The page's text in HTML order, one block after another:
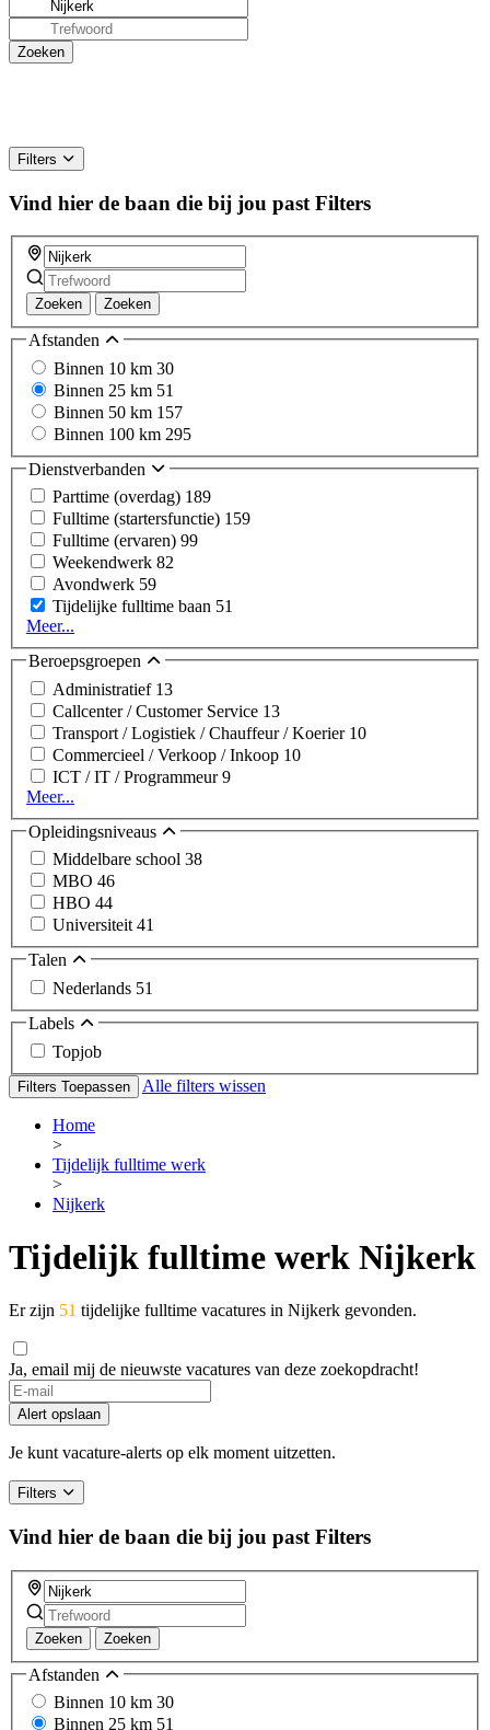
Filters
Vind hier de baan die bij jou past Filters
Zoeken Zoeken
Afstanden
Binnen 10 km 30
Binnen 25 km 51
Binnen 50 km 157
Binnen 100 km 295
Dienstverbanden
Parttime (overdag) 189
Fulltime (startersfunctie) 159
Fulltime (ervaren) 99
Weekendwerk 82
Avondwerk 59
Tijdelijke fulltime baan 51
Meer...
Beroepsgroepen
Administratief 13
Callcenter / Customer Service 13
Transport / Logistiek / Chauffeur / Koerier 10
Commercieel / Verkoop / Inkoop 10
ICT / IT / Programmeur9
Meer...
Opleidingsniveaus
Middelbare school 38
MBO 46
HBO 44
Universiteit41
Talen
Nederlands 51
Labels
Topjob
Filters Toepassen Alle filters wissen
Home
>
Tijdelijk fulltime werk
>
Nijkerk
Tijdelijk fulltime werk Nijkerk
Er zijn 51 tijdelijke fulltime vacatures in Nijkerk gevonden.
Ja, email mij de nieuwste vacatures van deze zoekopdracht!
If
you
are
a
ignore
this
field
Alert opslaan
Je kunt vacature-alerts op elk moment uitzetten.
Filters
Vind hier de baan die bij jou past Filters
Zoeken Zoeken
Afstanden
Binnen 10 km 30
Binnen 25 km 51